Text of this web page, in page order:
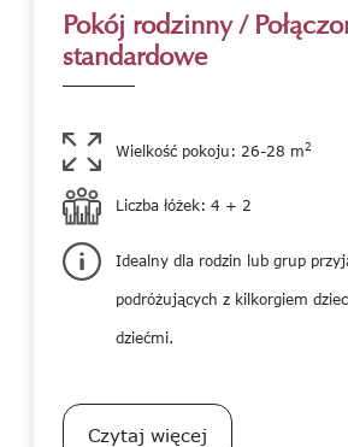
Pokój rodzinny /
standardowe
Wielkość pokoju: 26-28 m2
Liczba łóżek: 4 + 2
Idealny dla rodzin lub grup
podróżujących z kilkorgiem
dziećmi.
Czytaj więcej